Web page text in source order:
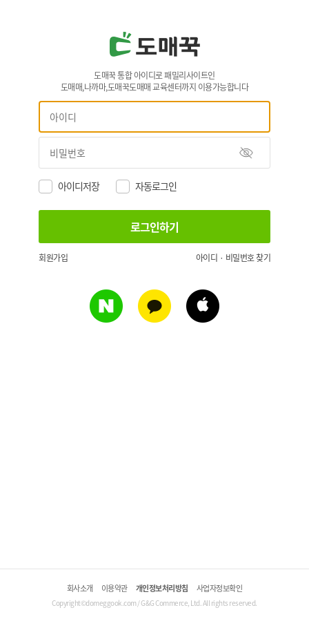
도매꾹 통합 아이디로 패밀리사이트인
도매매,나까마,도매꾹도매매 교육센터까지 이용가능합니다
아이디저장 자동로그인
회원가입 아이디 · 비밀번호 찾기
회사소개 이용약관 개인정보처리방침 사업자정보확인
Copyright©domeggook.com / G&G Commerce, Ltd. All rights reserved.